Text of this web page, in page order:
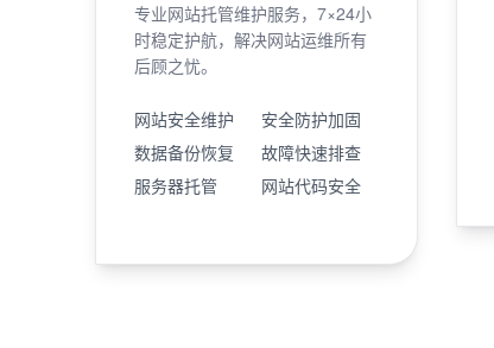
专业网站托管维护服务，7×24小
时稳定护航，解决网站运维所有
后顾之忧。
网站安全维护
安全防护加固
数据备份恢复
故障快速排查
服务器托管
网站代码安全